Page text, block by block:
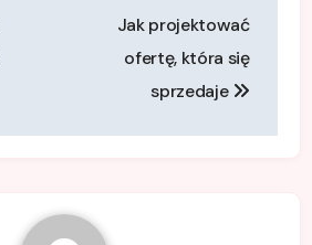
Jak projektować
ofertę, która się
sprzedaje